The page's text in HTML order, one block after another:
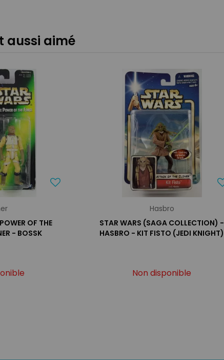
aussi aimé
OF THE
- BOSSK
Hasbro
STAR WARS (SAGA COLLECTION) -
HASBRO - KIT FISTO (JEDI KNIGHT)
Non disponible